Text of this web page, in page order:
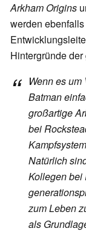
Arkham Origins
werden
Hintergründe
Wenn es
Batman
großartige
bei
Natürlich
Kollegen bei
zum Leben
als